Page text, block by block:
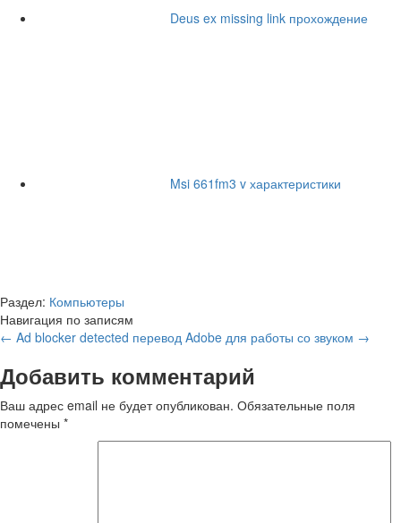
Deus ex missing link прохождение
Msi 661fm3 v характеристики
Раздел: Компьютеры
Навигация по записям
← Ad blocker detected перевод Adobe для работы со звуком →
Добавить комментарий
Ваш адрес email не будет опубликован. Обязательные поля
помечены *